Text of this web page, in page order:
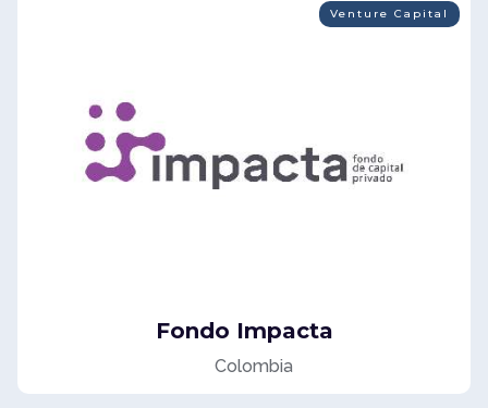
Venture Capital
Fondo Impacta
Colombia